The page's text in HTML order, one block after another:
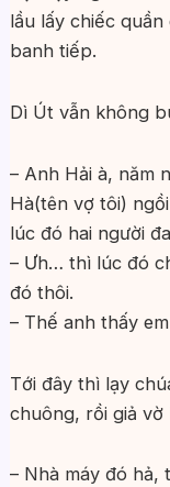
lầu lấy chiếc
banh tiếp.
Dì Út vẫn không
– Anh Hải à, năm
Hà(tên vợ tôi)
lúc đó hai người
– Ưh… thì lúc đó
đó thôi.
– Thế anh thấy
Tới đây thì lạy
chuông, rồi giả vờ
– Nhà máy đó hả,